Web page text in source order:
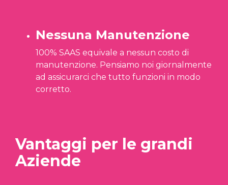
Nessuna Manutenzione
100% SAAS equivale a nessun costo di
manutenzione. Pensiamo noi giornalmente
ad assicurarci che tutto funzioni in modo
corretto.
Vantaggi per le grandi
Aziende